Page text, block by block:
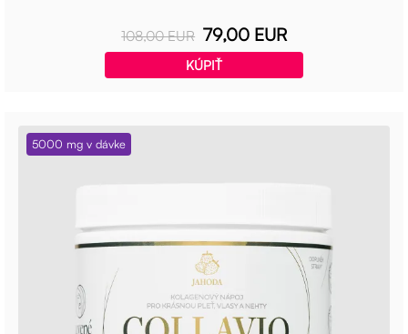
108,00 EUR 79,00 EUR
KÚPIŤ
5000 mg v dávke